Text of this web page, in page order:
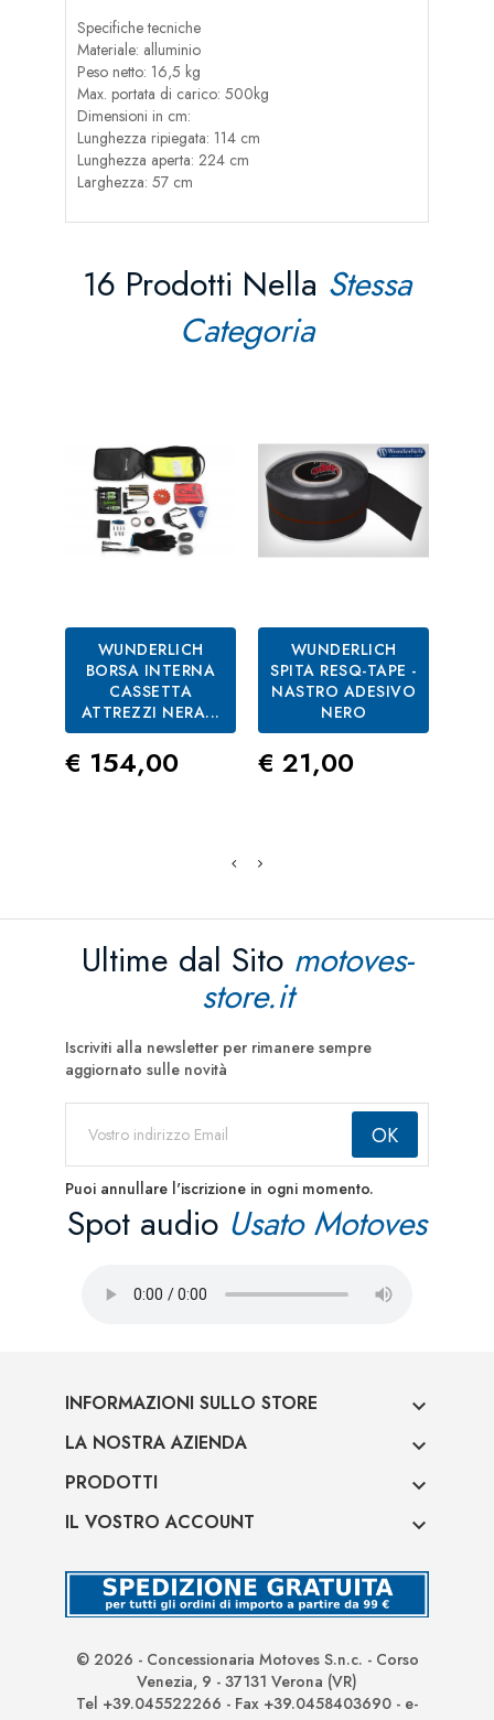
Specifiche tecniche
Materiale: alluminio
Peso netto: 16,5 kg
Max. portata di carico: 500kg
Dimensioni in cm:
Lunghezza ripiegata: 114 cm
Lunghezza aperta: 224 cm
Larghezza: 57 cm
16 Prodotti Nella Stessa
Categoria
WUNDERLICH
BORSA INTERNA
CASSETTA
ATTREZZI NERA...
Prezzo
€ 154,00
WUNDERLICH
SPITA RESQ-TAPE -
NASTRO ADESIVO
NERO
Prezzo
€ 21,00
Ultime dal Sito motoves-
store.it
Iscriviti alla newsletter per rimanere sempre
aggiornato sulle novità
Puoi annullare l'iscrizione in ogni momento.
Spot audio Usato Motoves
INFORMAZIONI SULLO STORE 
LA NOSTRA AZIENDA 
PRODOTTI 
IL VOSTRO ACCOUNT 
© 2026 - Concessionaria Motoves S.n.c. - Corso
Venezia, 9 - 37131 Verona (VR)
Tel +39.045522266 - Fax +39.0458403690 - e-